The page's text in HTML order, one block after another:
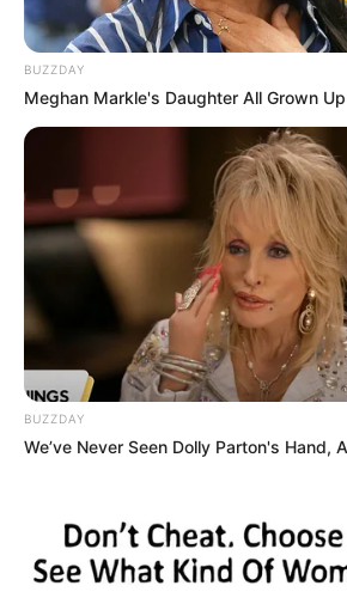
BUZZDAY
Meghan Markle's Daughter All Grown
BUZZDAY
We’ve Never Seen Dolly Parton's Hand,